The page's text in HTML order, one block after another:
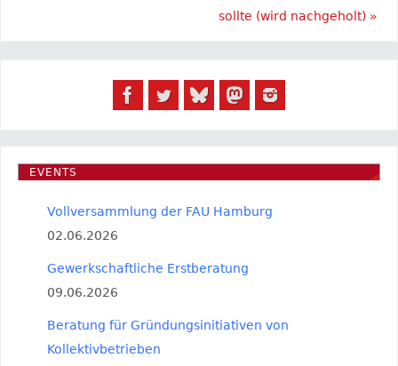
sollte (wird nachgeholt) »
EVENTS
Vollversammlung der FAU Hamburg
02.06.2026
Gewerkschaftliche Erstberatung
09.06.2026
Beratung für Gründungsinitiativen von
Kollektivbetrieben